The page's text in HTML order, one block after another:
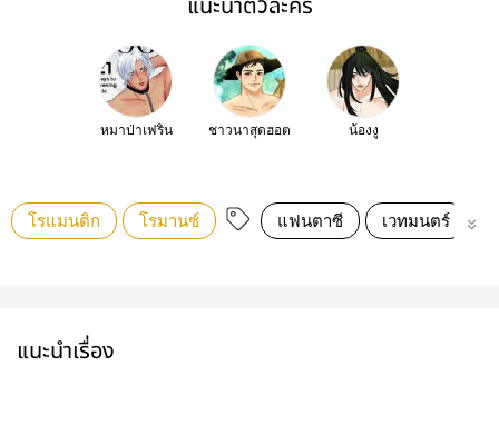
หมาป่าเฟริน ชาวนาสุดฮอต น้องงู
โรแมนติก โรมานซ์ แฟนตาซี เวทมนตร์
แนะนำเรื่อง